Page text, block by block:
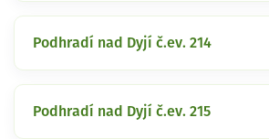
Podhradí nad Dyjí č.ev. 214
Podhradí nad Dyjí č.ev. 215